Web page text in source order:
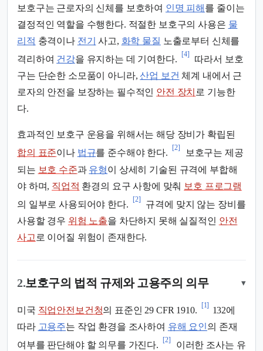
보호구는 근로자의 신체를 보호하여 인명 피해 를 줄이는
결정적인 역할을 수행한다. 적절한 보호구의 사용은 물
리적 충격이나 전기 사고, 화학 물질 노출로부터 신체를
격리하여 건강을 유지하는 데 기여한다.
[4]
따라서 보호
구는 단순한 소모품이 아니라,산업 보건 체계 내에서 근
로자의 안전을 보장하는 필수적인 안전 장치 로 기능한
다.
효과적인 보호구 운용을 위해서는 해당 장비가 확립된
합의 표준이나 법규를 준수해야 한다.
[2]
보호구는 제공
되는 보호 수준과 유형이 상세히 기술된 규격에 부합해
야 하며, 직업적 환경의 요구 사항에 맞춰 보호 프로그램
의 일부로 사용되어야 한다.
[2]
규격에 맞지 않는 장비를
사용할 경우 위험 노출을 차단하지 못해 실질적인 안전
사고 로 이어질 위험이 존재한다.
2.보호구의 법적 규제와 고용주의 의무 ▾
미국 직업안전보건청의 표준인 29 CFR 1910.
[1]
132에
따라 고용주는 작업 환경을 조사하여 유해 요인의 존재
여부를 판단해야 할 의무를 가진다.
[2]
이러한 조사는 유